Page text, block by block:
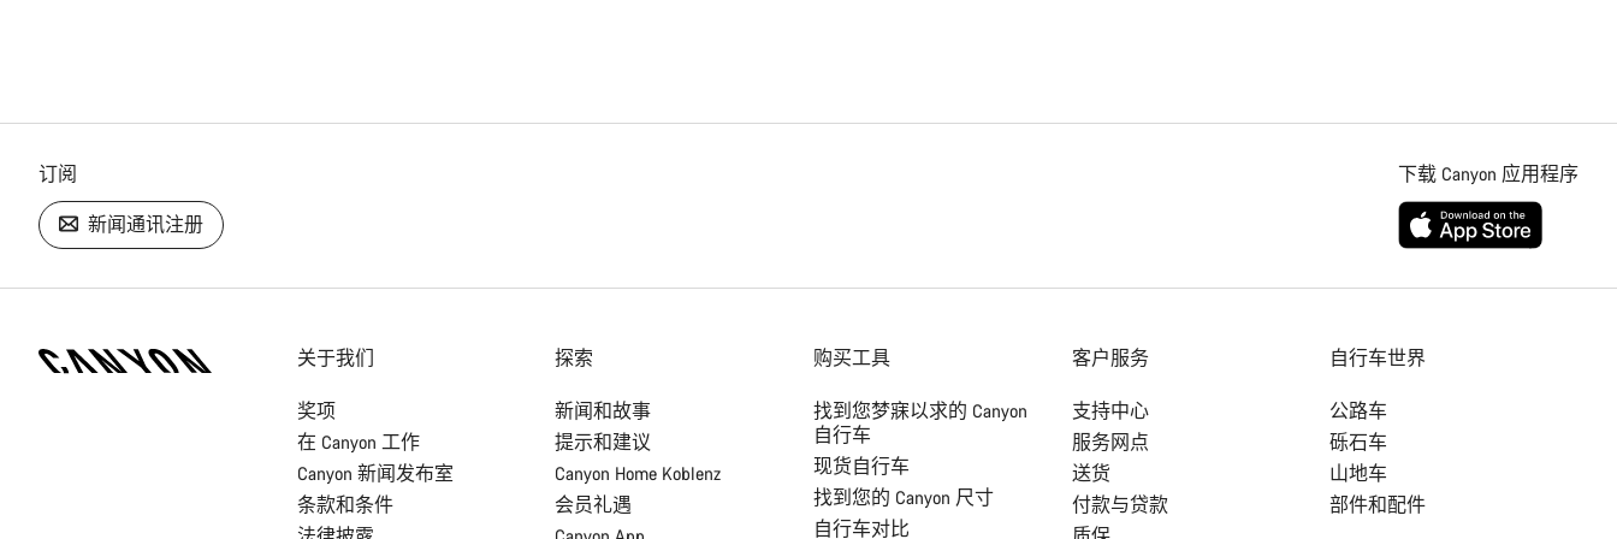
订阅
新闻通讯注册
下载 Canyon 应用程序
关于我们
奖项
在 Canyon 工作
Canyon 新闻发布室
条款和条件
探索
新闻和故事
提示和建议
Canyon Home Koblenz
会员礼遇
购买工具
找到您梦寐以求的 Canyon
自行车
现货自行车
找到您的 Canyon 尺寸
自行车对比
客户服务
支持中心
服务网点
送货
付款与贷款
自行车世界
公路车
砾石车
山地车
部件和配件